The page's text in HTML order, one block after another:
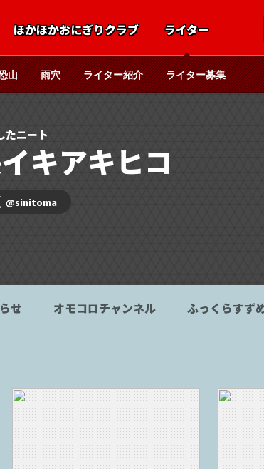
ほかほかおにぎりクラブ ライター
山 雨穴 ライター紹介 ライター募集
たニート
キアキヒコ
@sinitoma
せ オモコロチャンネル ふっくらすず